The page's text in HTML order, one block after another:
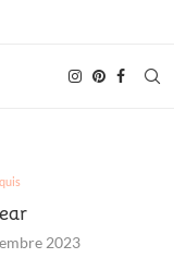
2023